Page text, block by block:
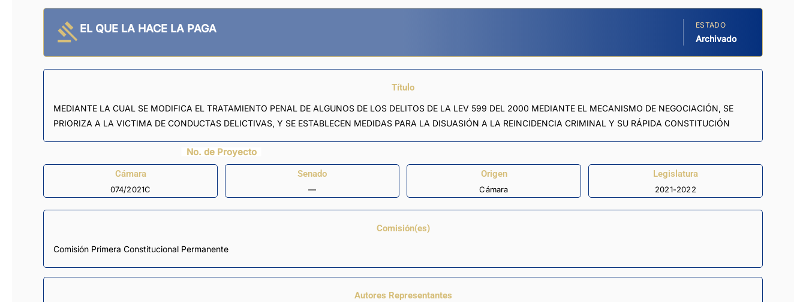
EL QUE LA HACE LA PAGA ESTADO
Archivado
Título
MEDIANTE LA CUAL SE MODIFICA EL TRATAMIENTO PENAL DE ALGUNOS DE LOS DELITOS DE LA LEV 599 DEL 2000 MEDIANTE EL MECANISMO DE NEGOCIACIÓN, SE
PRIORIZA A LA VICTIMA DE CONDUCTAS DELICTIVAS, Y SE ESTABLECEN MEDIDAS PARA LA DISUASIÓN A LA REINCIDENCIA CRIMINAL Y SU RÁPIDA CONSTITUCIÓN
No. de Proyecto
Cámara
074/2021C
Senado
—
Origen
Cámara
Legislatura
2021-2022
Comisión(es)
Comisión Primera Constitucional Permanente
Autores Representantes